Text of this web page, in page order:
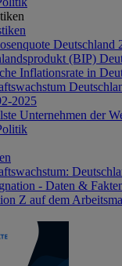
Deutschland
(BIP)
Inflationsrate in
2025
Unternehmen der
- Daten &
Z auf dem